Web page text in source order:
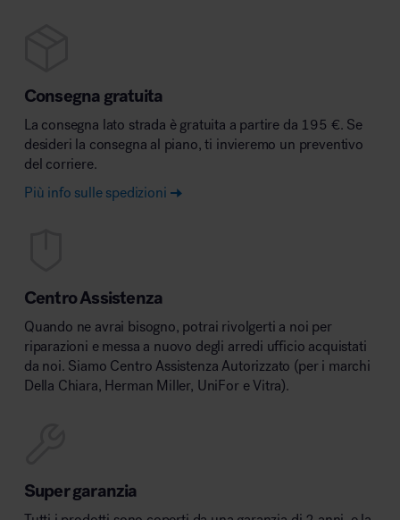
Consegna gratuita
La consegna lato strada è gratuita a partire da 195 €. Se
desideri la consegna al piano, ti invieremo un preventivo
del corriere.
Più info sulle spedizioni
Centro Assistenza
Quando ne avrai bisogno, potrai rivolgerti a noi per
riparazioni e messa a nuovo degli arredi ufficio acquistati
da noi. Siamo Centro Assistenza Autorizzato (per i marchi
Della Chiara, Herman Miller, UniFor e Vitra).
Super garanzia